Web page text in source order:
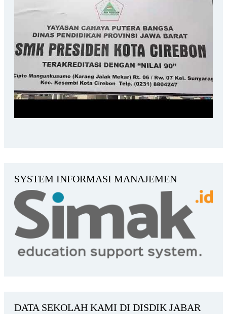
SYSTEM INFORMASI MANAJEMEN
DATA SEKOLAH KAMI DI DISDIK JABAR